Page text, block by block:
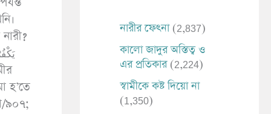
হ’তে
৯০৭;
নারীর ফেৎনা (2,837)
কালো জাদুর অস্তিত্ব ও
এর প্রতিকার (2,224)
স্বামীকে কষ্ট দিয়ো না
(1,350)